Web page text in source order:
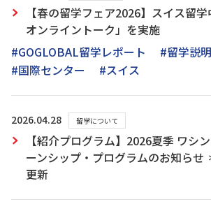
【春の留学フェア2026】スイス留
オンライントーク」を実施
#GOGLOBAL留学レポート
#留学説
#国際センター
#スイス
2026.04.28 留学について
【紹介プログラム】2026夏季 ワシ
ーンシップ・プログラムのお知らせ
更新